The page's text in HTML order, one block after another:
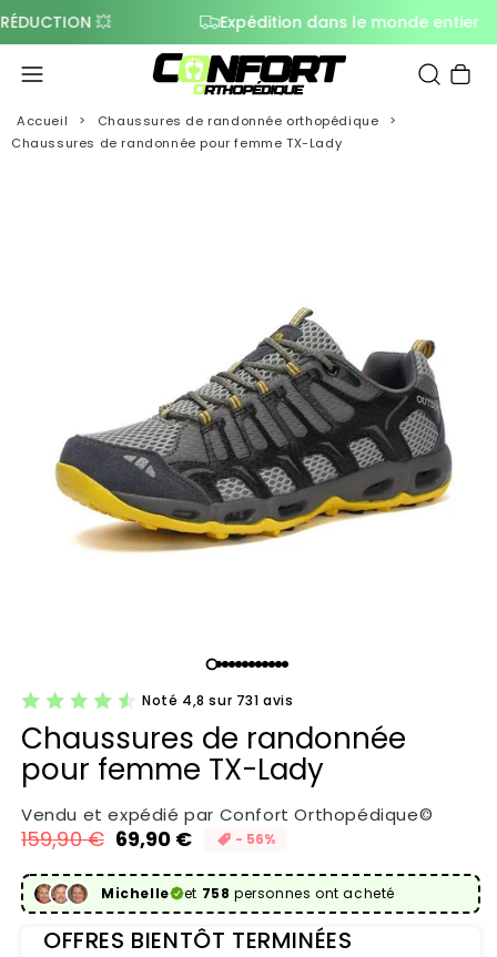
💥 Expédition dans le monde entier
Panier
Accueil
Chaussures de randonnée orthopédique
Chaussures de randonnée pour femme TX-Lady
Noté 4,8 sur 731 avis
Chaussures de randonnée
pour femme TX-Lady
Vendu et expédié par Confort Orthopédique©
Prix habituel
159,90 €
Prix promotionnel
69,90 € - 56%
Michelle et 758 personnes ont acheté
OFFRES BIENTÔT TERMINÉES